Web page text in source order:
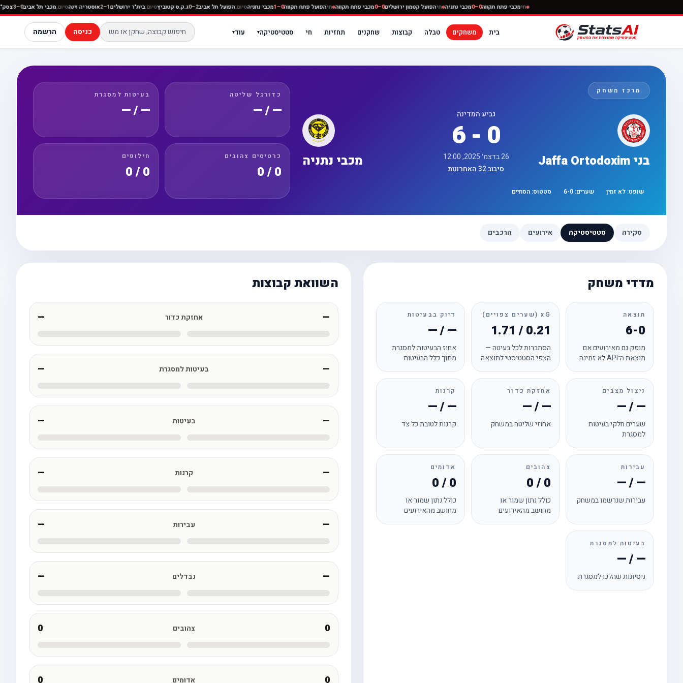
חימכבי פתח תקווה0–0 מכבי נתניה חיהפועל קטמון ירושלים0–0 מכבי פתח תקווה חיהפועל פתח תקווה0–1 מכבי נתניהסיום:הפועל תל אביב2–0 ג.ק.ס קטוביץסיום:בית"ר ירושלים1–2 אוסטריה וינהסיום:מכבי תל אביב0–3
בית משחקים טבלה קבוצות שחקנים תחזיות חי סטטיסטיקה▾ עוד▾ כניסה הרשמה
מרכז משחק
בני Jaffa Ortodoxim
גביע המדינה
6 - 0
26 בדצמ׳ 2025, 12:00
סיבוב 32 האחרונות
מכבי נתניה
שופט: לא זמין שערים: 6-0 סטטוס: הסתיים
כדורגל שליטה
— / —
בעיטות למסגרת
— / —
כרטיסים צהובים
0 / 0
חילופים
0 / 0
סקירה סטטיסטיקה אירועים הרכבים
מדדי משחק
תוצאה
6-0
מופק גם מאירועים אם
תוצאת ה־API לא זמינה
xG (שערים צפויים)
1.71 / 0.21
הסתברות לכל בעיטה —
הצפי הסטטיסטי לתוצאה
דיוק בבעיטות
— / —
אחוז הבעיטות למסגרת
מתוך כלל הבעיטות
ניצול מצבים
— / —
שערים חלקי בעיטות
למסגרת
אחזקת כדור
— / —
אחוזי שליטה במשחק
קרנות
— / —
קרנות לטובת כל צד
עבירות
— / —
עבירות שנרשמו במשחק
צהובים
0 / 0
כולל נתון שמור או
מחושב מהאירועים
אדומים
0 / 0
כולל נתון שמור או
מחושב מהאירועים
בעיטות למסגרת
— / —
ניסיונות שהלכו למסגרת
השוואת קבוצות
— אחזקת כדור —
— בעיטות למסגרת —
— בעיטות —
— קרנות —
— עבירות —
— נבדלים —
0 צהובים 0
0 אדומים 0